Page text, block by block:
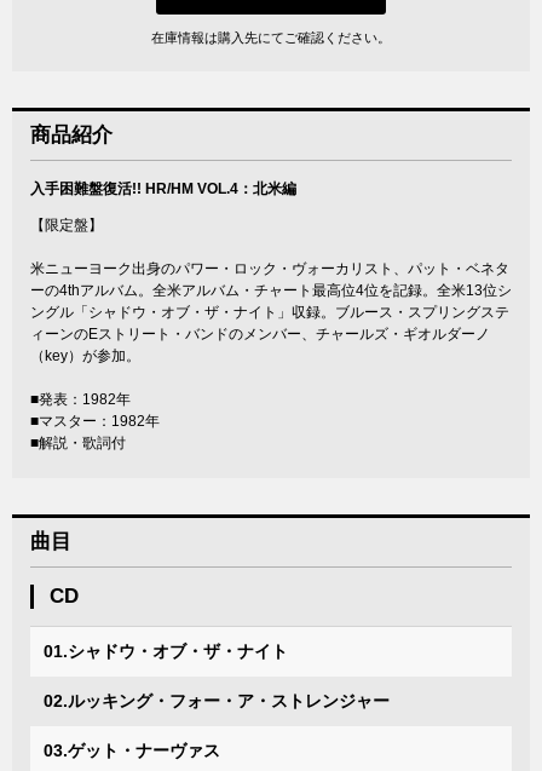
在庫情報は購入先にてご確認ください。
商品紹介
入手困難盤復活!! HR/HM VOL.4：北米編
【限定盤】
米ニューヨーク出身のパワー・ロック・ヴォーカリスト、パット・ベネタ
ーの4thアルバム。全米アルバム・チャート最高位4位を記録。全米13位シ
ングル「シャドウ・オブ・ザ・ナイト」収録。ブルース・スプリングステ
ィーンのEストリート・バンドのメンバー、チャールズ・ギオルダーノ
（key）が参加。
■発表：1982年
■マスター：1982年
■解説・歌詞付
曲目
CD
01.シャドウ・オブ・ザ・ナイト
02.ルッキング・フォー・ア・ストレンジャー
03.ゲット・ナーヴァス